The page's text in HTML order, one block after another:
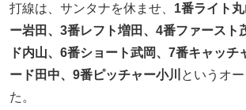
打線は、サンタナを休ませ、 1番ライト
ー岩田、3番レフト増田、4番ファースト
ド内山、6番ショート武岡、7番キャッチ
ード田中、9番ピッチャー小川
というオ
た。